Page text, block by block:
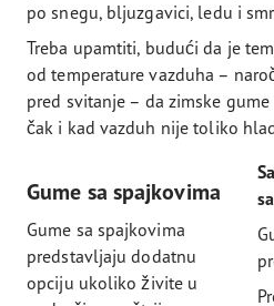
po snegu, bljuzgavici, ledu i
Treba upamtiti, budući da je
od temperature vazduha –
pred svitanje – da zimske
čak i kad vazduh nije toliko
Gume sa spajkovima
Gume sa spajkovima
predstavljaju dodatnu
opciju ukoliko živite u